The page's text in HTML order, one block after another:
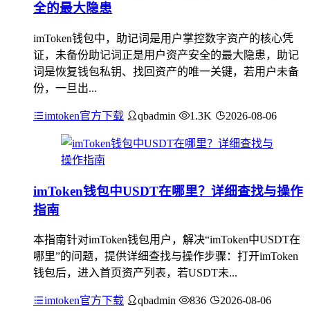
全的最大隐患
imToken钱包中，助记词是用户掌控数字资产的核心凭
证，未备份助记词正是用户资产安全的最大隐患，助记
词是恢复钱包私钥、找回资产的唯一关键，若用户未备
份，一旦出...
imtoken官方下载 qbadmin 1.3K 2026-08-06
imToken钱包中USDT在哪里？详细查找与操作
指南
本指南针对imToken钱包用户，解决“imToken中USDT在
哪里”的问题，提供详细查找与操作步骤：打开imToken
钱包后，进入首页资产列表，若USDT未...
imtoken官方下载 qbadmin 836 2026-08-06